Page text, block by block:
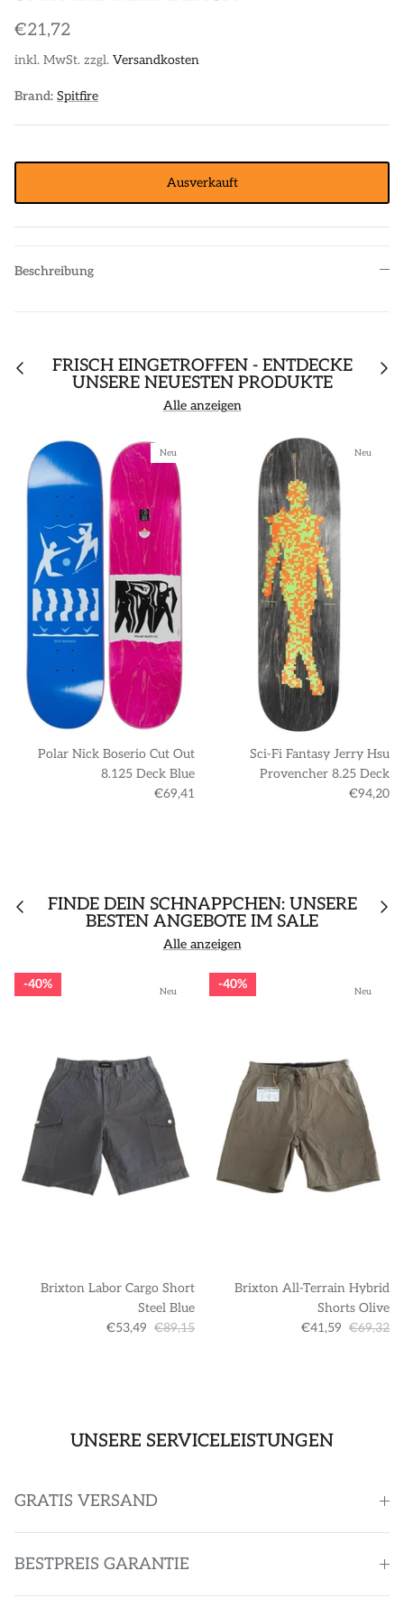
POLOS
STICKER
DIVERSE ACCESSORIES
€21,72
inkl. MwSt. zzgl. Versandkosten
Brand: Spitfire
Ausverkauft
Beschreibung
FRISCH EINGETROFFEN - ENTDECKE
UNSERE NEUESTEN PRODUKTE
Alle anzeigen
Neu
Polar Nick Boserio Cut Out
8.125 Deck Blue
€69,41
Neu
Sci-Fi Fantasy Jerry Hsu
Provencher 8.25 Deck
€94,20
FINDE DEIN SCHNÄPPCHEN: UNSERE
BESTEN ANGEBOTE IM SALE
Alle anzeigen
Neu
40%
Brixton Labor Cargo Short
Steel Blue
€53,49 €89,15
Neu
40%
Brixton All-Terrain Hybrid
Shorts Olive
€41,59 €69,32
UNSERE SERVICELEISTUNGEN
GRATIS VERSAND
BESTPREIS GARANTIE